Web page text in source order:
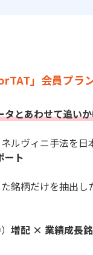
」会員プラ
タとあわせて追い
ルヴィニ手法を日
ート
銘柄だけを抽出し
増配 × 業績成長